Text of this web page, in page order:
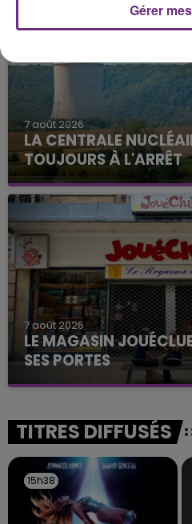
7 août 2026
LA CENTRALE
TOUJOURS À L'ARRÊT
Cela fait déjà une
nucléaire ardennaise est
justifiée par la
présente.
7 août 2026
LE MAGASIN
SES PORTES
C'était l'une des
fermer ses portes.
TITRES DIFFUSÉS
15h38
15h38
Gérer